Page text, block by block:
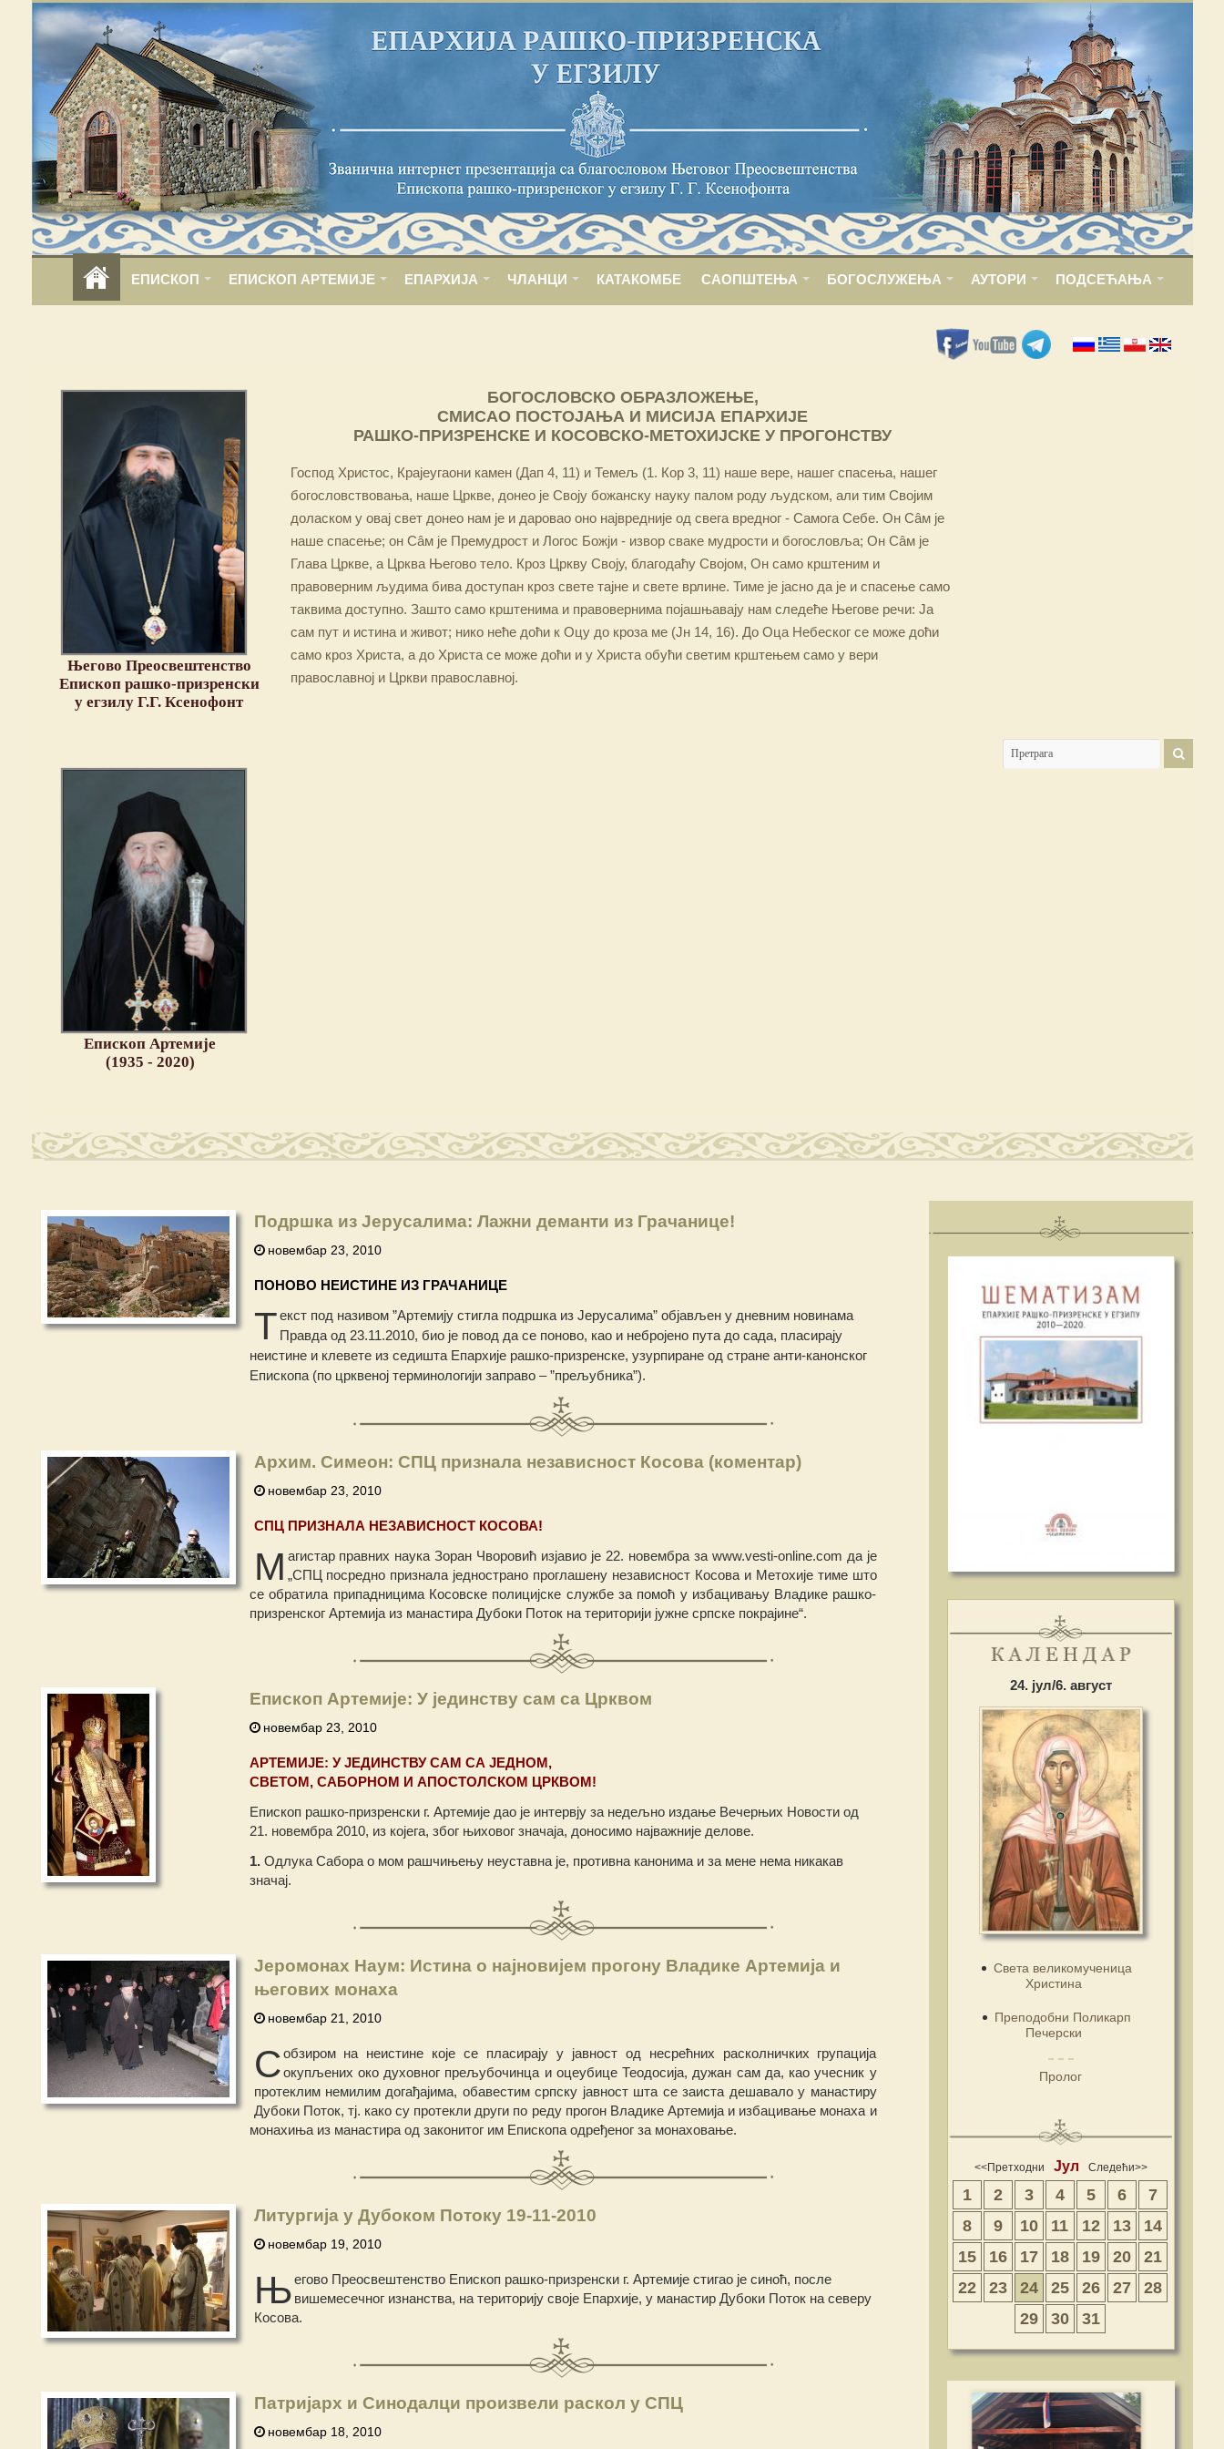
ЕПИСКОП ЕПИСКОП АРТЕМИЈЕ ЕПАРХИЈА ЧЛАНЦИ КАТАКОМБЕ САОПШТЕЊА БОГОСЛУЖЕЊА АУТОРИ ПОДСЕЋАЊА
Његово Преосвештенство
Епископ рашко-призренски
у егзилу Г.Г. Ксенофонт
БОГОСЛОВСКО ОБРАЗЛОЖЕЊЕ,
СМИСАО ПОСТОЈАЊА И МИСИЈА ЕПАРХИЈЕ
РАШКО-ПРИЗРЕНСКЕ И КОСОВСКО-МЕТОХИЈСКЕ У ПРОГОНСТВУ
Господ Христос, Крајеугаони камен (Дап 4, 11) и Темељ (1. Кор 3, 11) наше вере, нашег спасења, нашег
богословствовања, наше Цркве, донео је Своју божанску науку палом роду људском, али тим Својим
доласком у овај свет донео нам је и даровао оно највредније од свега вредног - Самога Себе. Он Сâм је
наше спасење; он Сâм је Премудрост и Логос Божји - извор сваке мудрости и богословља; Он Сâм је
Глава Цркве, а Црква Његово тело. Кроз Цркву Своју, благодаћу Својом, Он само крштеним и
правоверним људима бива доступан кроз свете тајне и свете врлине. Тиме је јасно да је и спасење само
таквима доступно. Зашто само крштенима и правовернима појашњавају нам следеће Његове речи: Ја
сам пут и истина и живот; нико неће доћи к Оцу до кроза ме (Јн 14, 16). До Оца Небеског се може доћи
само кроз Христа, а до Христа се може доћи и у Христа обући светим крштењем само у вери
православној и Цркви православној.
Епископ Артемије
(1935 - 2020)
Подршка из Јерусалима: Лажни деманти из Грачанице!
новембар 23, 2010
ПОНОВО НЕИСТИНЕ ИЗ ГРАЧАНИЦЕ
Текст под називом ”Артемију стигла подршка из Јерусалима” објављен у дневним новинама
Правда од 23.11.2010, био је повод да се поново, као и небројено пута до сада, пласирају
неистине и клевете из седишта Епархије рашко-призренске, узурпиране од стране анти-канонског
Епископа (по црквеној терминологији заправо – ”прељубника”).
Архим. Симеон: СПЦ признала независност Косова (коментар)
новембар 23, 2010
СПЦ ПРИЗНАЛА НЕЗАВИСНОСТ КОСОВА!
М агистар правних наука Зоран Чворовић изјавио је 22. новембра за www.vesti-online.com да је
„СПЦ посредно признала једнострано проглашену независност Косова и Метохије тиме што
се обратила припадницима Косовске полицијске службе за помоћ у избацивању Владике рашко-
призренског Артемија из манастира Дубоки Поток на територији јужне српске покрајине“.
Епископ Артемије: У јединству сам са Црквом
новембар 23, 2010
АРТЕМИЈЕ: У ЈЕДИНСТВУ САМ СА ЈЕДНОМ,
СВЕТОМ, САБОРНОМ И АПОСТОЛСКОМ ЦРКВОМ!
Епископ рашко-призренски г. Артемије дао је интервју за недељно издање Вечерњих Новости од
21. новембра 2010, из којега, због њиховог значаја, доносимо најважније делове.
1. Одлука Сабора о мом рашчињењу неуставна је, противна канонима и за мене нема никакав
значај.
Јеромонах Наум: Истина о најновијем прогону Владике Артемија и
његових монаха
новембар 21, 2010
Собзиром на неистине које се пласирају у јавност од несрећних расколничких групација
окупљених око духовног прељубочинца и оцеубице Теодосија, дужан сам да, као учесник у
протеклим немилим догађајима, обавестим српску јавност шта се заиста дешавало у манастиру
Дубоки Поток, тј. како су протекли други по реду прогон Владике Артемија и избацивање монаха и
монахиња из манастира од законитог им Епископа одређеног за монаховање.
Литургија у Дубоком Потоку 19-11-2010
новембар 19, 2010
Његово Преосвештенство Епископ рашко-призренски г. Артемије стигао је синоћ, после
вишемесечног изнанства, на територију своје Епархије, у манастир Дубоки Поток на северу
Косова.
Патријарх и Синодалци произвели раскол у СПЦ
новембар 18, 2010
24. јул/6. август
Света великомученица
Христина
Преподобни Поликарп
Печерски
Пролог
<<Претходни Јул Следећи>>
1 2 3 4 5 6
7
8
9 10 11 12 13
14
15
16 17 18 19 20
21
22
23 24 25 26 27
28
29
30 31